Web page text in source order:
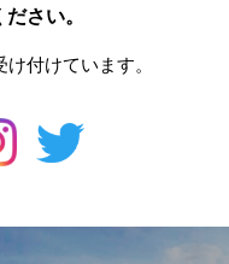
さい。
付けています。